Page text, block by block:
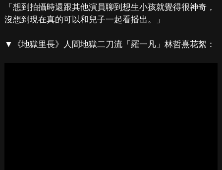
「想到拍攝時還跟其他演員聊到想生小孩就覺得很神奇，
沒想到現在真的可以和兒子一起看播出。」
▼《地獄里長》人間地獄二刀流「羅一凡」林哲熹花絮：